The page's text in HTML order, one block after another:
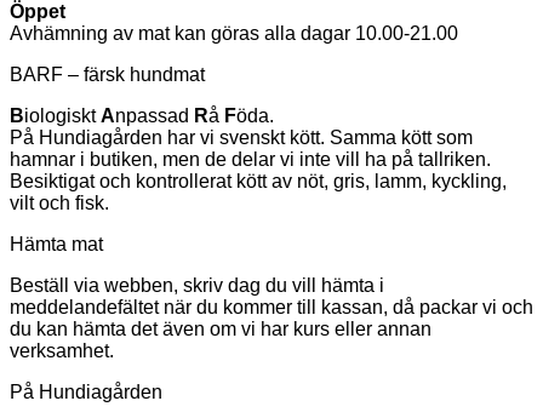
Öppet
Avhämning av mat kan göras alla dagar 10.00-21.00
BARF – färsk hundmat
BiologisktAnpassad Rå Föda.
På Hundiagården har vi svenskt kött. Samma kött som
hamnar i butiken, men de delar vi inte vill ha på tallriken.
Besiktigat och kontrollerat kött av nöt, gris, lamm, kyckling,
vilt och fisk.
Hämta mat
Beställ via webben, skriv dag du vill hämta i
meddelandefältet när du kommer till kassan, då packar vi och
du kan hämta det även om vi har kurs eller annan
verksamhet.
På Hundiagården